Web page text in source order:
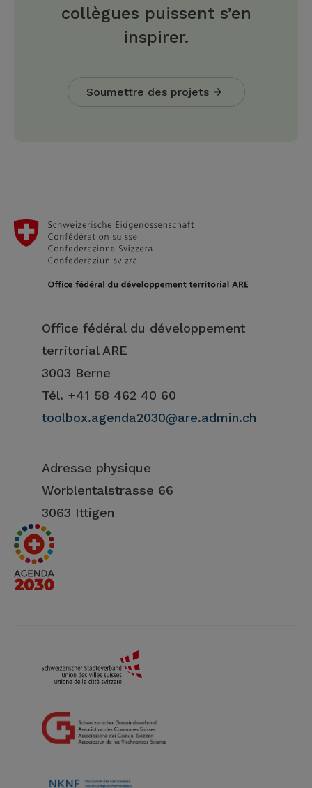
collègues puissent s’en
inspirer.
Soumettre des projets
Office fédéral du développement
territorial ARE
3003 Berne
Tél. +41 58 462 40 60
toolbox.agenda2030@are.admin.ch
Adresse physique
Worblentalstrasse 66
3063 Ittigen